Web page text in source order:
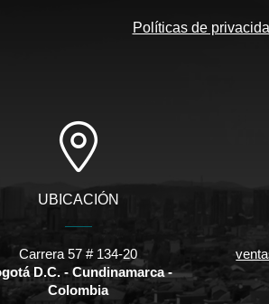
Políticas de
UBICACIÓN
Carrera 57 # 134-20
D.C. - Cundinamarca -
Colombia